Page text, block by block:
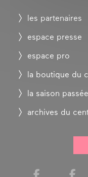
les partenaires
espace presse
espace pro
la boutique du
la saison passée
archives du